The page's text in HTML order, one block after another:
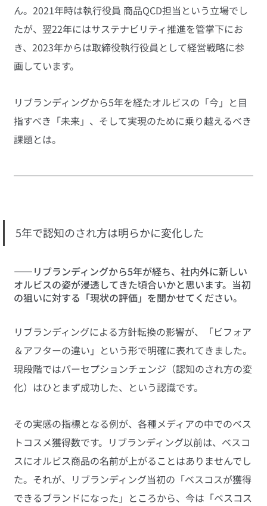
ん。2021年時は執行役員 商品QCD担当という立場でし
たが、翌22年にはサステナビリティ推進を管掌下にお
き、2023年からは取締役執行役員として経営戦略に参
画しています。
リブランディングから5年を経たオルビスの「今」と目
指すべき「未来」、そして実現のために乗り越えるべき
課題とは。
5年で認知のされ方は明らかに変化した
――リブランディングから5年が経ち、社内外に新しい
オルビスの姿が浸透してきた頃合いかと思います。当初
の狙いに対する「現状の評価」を聞かせてください。
リブランディングによる方針転換の影響が、「ビフォア
＆アフターの違い」という形で明確に表れてきました。
現段階ではパーセプションチェンジ（認知のされ方の変
化）はひとまず成功した、という認識です。
その実感の指標となる例が、各種メディアの中でのベス
トコスメ獲得数です。リブランディング以前は、ベスコ
スにオルビス商品の名前が上がることはありませんでし
た。それが、リブランディング当初の「ベスコスが獲得
できるブランドになった」ところから、今は「ベスコス